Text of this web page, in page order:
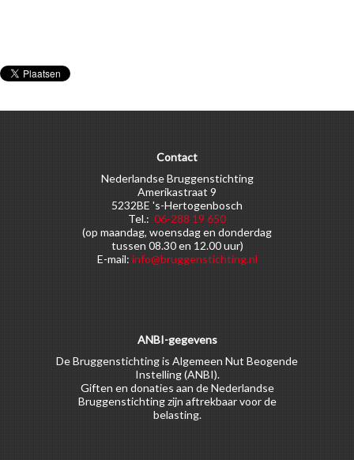
Contact
Nederlandse Bruggenstichting
Amerikastraat 9
5232BE 's-Hertogenbosch
Tel.: 06-288 19 650
(op maandag, woensdag en donderdag
tussen 08.30 en 12.00 uur)
E-mail: info@bruggenstichting.nl
ANBI-gegevens
De Bruggenstichting is Algemeen Nut Beogende
Instelling (ANBI).
Giften en donaties aan de Nederlandse
Bruggenstichting zijn aftrekbaar voor de
belasting.